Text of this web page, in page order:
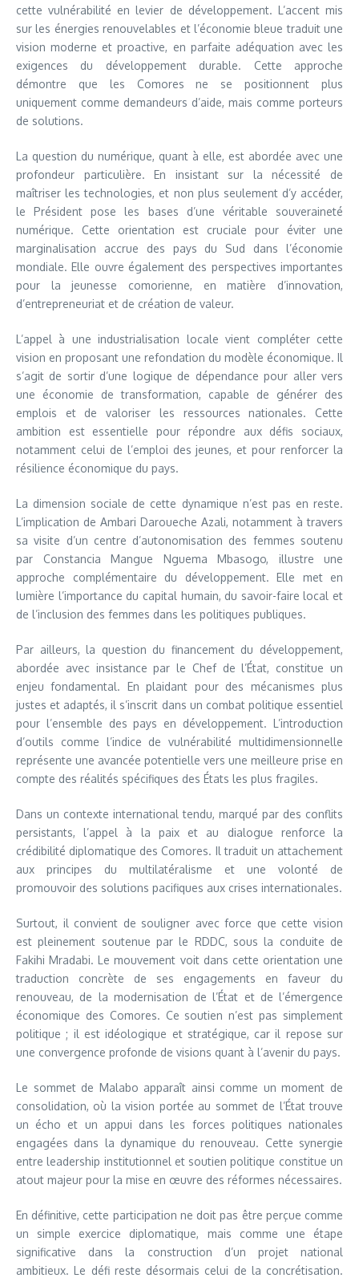
cette vulnérabilité en levier de développement. L’accent mis
sur les énergies renouvelables et l’économie bleue traduit une
vision moderne et proactive, en parfaite adéquation avec les
exigences du développement durable. Cette approche
démontre que les Comores ne se positionnent plus
uniquement comme demandeurs d’aide, mais comme porteurs
de solutions.
La question du numérique, quant à elle, est abordée avec une
profondeur particulière. En insistant sur la nécessité de
maîtriser les technologies, et non plus seulement d’y accéder,
le Président pose les bases d’une véritable souveraineté
numérique. Cette orientation est cruciale pour éviter une
marginalisation accrue des pays du Sud dans l’économie
mondiale. Elle ouvre également des perspectives importantes
pour la jeunesse comorienne, en matière d’innovation,
d’entrepreneuriat et de création de valeur.
L’appel à une industrialisation locale vient compléter cette
vision en proposant une refondation du modèle économique. Il
s’agit de sortir d’une logique de dépendance pour aller vers
une économie de transformation, capable de générer des
emplois et de valoriser les ressources nationales. Cette
ambition est essentielle pour répondre aux défis sociaux,
notamment celui de l’emploi des jeunes, et pour renforcer la
résilience économique du pays.
La dimension sociale de cette dynamique n’est pas en reste.
L’implication de Ambari Daroueche Azali, notamment à travers
sa visite d’un centre d’autonomisation des femmes soutenu
par Constancia Mangue Nguema Mbasogo, illustre une
approche complémentaire du développement. Elle met en
lumière l’importance du capital humain, du savoir-faire local et
de l’inclusion des femmes dans les politiques publiques.
Par ailleurs, la question du financement du développement,
abordée avec insistance par le Chef de l’État, constitue un
enjeu fondamental. En plaidant pour des mécanismes plus
justes et adaptés, il s’inscrit dans un combat politique essentiel
pour l’ensemble des pays en développement. L’introduction
d’outils comme l’indice de vulnérabilité multidimensionnelle
représente une avancée potentielle vers une meilleure prise en
compte des réalités spécifiques des États les plus fragiles.
Dans un contexte international tendu, marqué par des conflits
persistants, l’appel à la paix et au dialogue renforce la
crédibilité diplomatique des Comores. Il traduit un attachement
aux principes du multilatéralisme et une volonté de
promouvoir des solutions pacifiques aux crises internationales.
Surtout, il convient de souligner avec force que cette vision
est pleinement soutenue par le RDDC, sous la conduite de
Fakihi Mradabi. Le mouvement voit dans cette orientation une
traduction concrète de ses engagements en faveur du
renouveau, de la modernisation de l’État et de l’émergence
économique des Comores. Ce soutien n’est pas simplement
politique ; il est idéologique et stratégique, car il repose sur
une convergence profonde de visions quant à l’avenir du pays.
Le sommet de Malabo apparaît ainsi comme un moment de
consolidation, où la vision portée au sommet de l’État trouve
un écho et un appui dans les forces politiques nationales
engagées dans la dynamique du renouveau. Cette synergie
entre leadership institutionnel et soutien politique constitue un
atout majeur pour la mise en œuvre des réformes nécessaires.
En définitive, cette participation ne doit pas être perçue comme
un simple exercice diplomatique, mais comme une étape
significative dans la construction d’un projet national
ambitieux. Le défi reste désormais celui de la concrétisation.